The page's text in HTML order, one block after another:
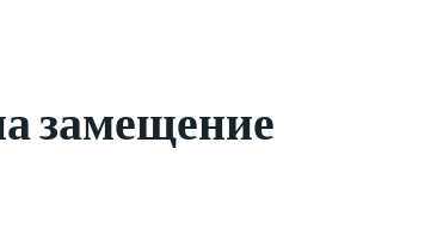
замещение